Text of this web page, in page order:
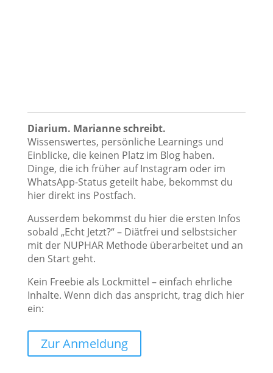
Diarium. Marianne schreibt.
Wissenswertes, persönliche Learnings und
Einblicke, die keinen Platz im Blog haben.
Dinge, die ich früher auf Instagram oder im
WhatsApp-Status geteilt habe, bekommst du
hier direkt ins Postfach.
Ausserdem bekommst du hier die ersten Infos
sobald „Echt Jetzt?“ – Diätfrei und selbstsicher
mit der NUPHAR Methode überarbeitet und an
den Start geht.
Kein Freebie als Lockmittel – einfach ehrliche
Inhalte. Wenn dich das anspricht, trag dich hier
ein:
Zur Anmeldung